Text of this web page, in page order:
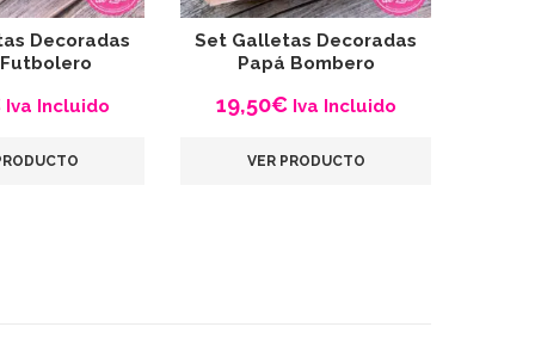
Decoradas
Iva Incluido
Set Galletas Decoradas
Papá Bombero
19,50€ Iva Incluido
VER PRODUCTO